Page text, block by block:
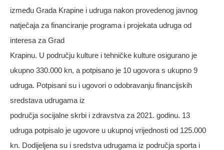
između Grada Krapine i udruga nakon provedenog javnog
natječaja za financiranje programa i projekata udruga od
interesa za Grad
Krapinu. U području kulture i tehničke kulture osigurano je
ukupno 330.000 kn, a potpisano je 10 ugovora s ukupno 9
udruga. Potpisani su i ugovori o odobravanju financijskih
sredstava udrugama iz
područja socijalne skrbi i zdravstva za 2021. godinu. 13
udruga potpisalo je ugovore u ukupnoj vrijednosti od 125.000
kn. Dodijeljena su i sredstva udrugama iz područja sporta i